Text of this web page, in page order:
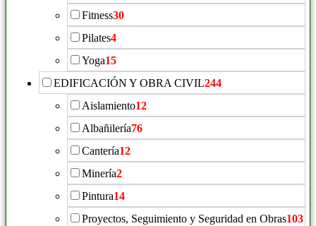
Fitness30
Pilates4
Yoga15
EDIFICACIÓN Y OBRA CIVIL244
Aislamiento12
Albañilería76
Cantería12
Minería2
Pintura14
Proyectos, Seguimiento y Seguridad en Obras103